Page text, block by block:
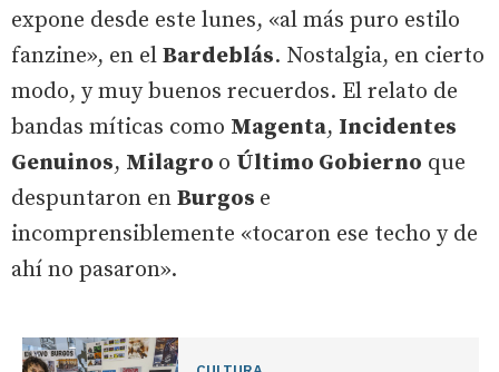
expone desde este lunes, «al más puro estilo
fanzine», en el Bardeblás. Nostalgia, en cierto
modo, y muy buenos recuerdos. El relato de
bandas míticas como Magenta, Incidentes
Genuinos, Milagro o Último Gobierno que
despuntaron en Burgos e
incomprensiblemente «tocaron ese techo y de
ahí no pasaron».